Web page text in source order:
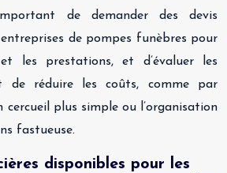
de demander des devis
de pompes funèbres pour
les prestations, et d’évaluer les
de réduire les coûts, comme par
cercueil plus simple ou l’organisation
fastueuse.
disponibles pour les